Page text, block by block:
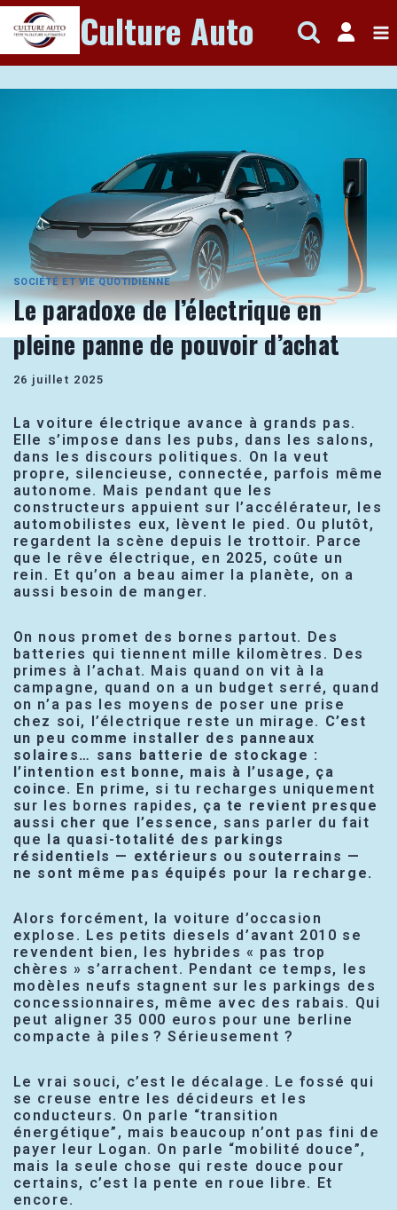
Aller
au
contenu
Culture Auto
SOCIÉTÉ ET VIE QUOTIDIENNE
Le paradoxe de l’électrique en
pleine panne de pouvoir d’achat
26 juillet 2025
La voiture électrique avance à grands pas.
Elle s’impose dans les pubs, dans les salons,
dans les discours politiques. On la veut
propre, silencieuse, connectée, parfois même
autonome. Mais pendant que les
constructeurs appuient sur l’accélérateur, les
automobilistes eux, lèvent le pied. Ou plutôt,
regardent la scène depuis le trottoir. Parce
que le rêve électrique, en 2025, coûte un
rein. Et qu’on a beau aimer la planète, on a
aussi besoin de manger.
On nous promet des bornes partout. Des
batteries qui tiennent mille kilomètres. Des
primes à l’achat. Mais quand on vit à la
campagne, quand on a un budget serré, quand
on n’a pas les moyens de poser une prise
chez soi, l’électrique reste un mirage. C’est
un peu comme installer des panneaux
solaires… sans batterie de stockage :
l’intention est bonne, mais à l’usage, ça
coince. En prime, si tu recharges uniquement
sur les bornes rapides, ça te revient presque
aussi cher que l’essence , sans parler du fait
que la quasi-totalité des parkings
résidentiels — extérieurs ou souterrains —
ne sont même pas équipés pour la recharge.
Alors forcément, la voiture d’occasion
explose. Les petits diesels d’avant 2010 se
revendent bien, les hybrides « pas trop
chères » s’arrachent. Pendant ce temps, les
modèles neufs stagnent sur les parkings des
concessionnaires, même avec des rabais. Qui
peut aligner 35 000 euros pour une berline
compacte à piles ? Sérieusement ?
Le vrai souci, c’est le décalage. Le fossé qui
se creuse entre les décideurs et les
conducteurs. On parle “transition
énergétique”, mais beaucoup n’ont pas fini de
payer leur Logan. On parle “mobilité douce”,
mais la seule chose qui reste douce pour
certains, c’est la pente en roue libre. Et
encore.